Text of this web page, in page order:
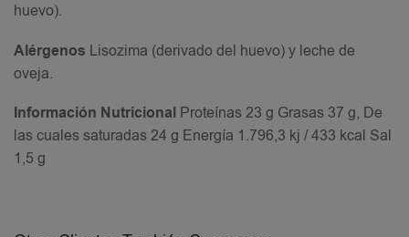
huevo).
Alérgenos Lisozima (derivado del huevo) y leche de
oveja.
Información Nutricional Proteínas 23 g Grasas 37 g, De
las cuales saturadas 24 g Energía 1.796,3 kj / 433 kcal Sal
1,5 g